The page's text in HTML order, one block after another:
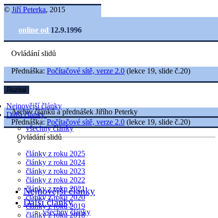
© Jiří Peterka, 2015
online od 12.9.1996
Ovládání slidů
Nejnovější články
Další články
všechny články
články z roku 2025
články z roku 2024
články z roku 2023
články z roku 2022
články z roku 2021
články z roku 2020
články z roku 2019
články z roku 2018
Přednáška: Počítačové sítě, verze 2.0 (lekce 19, slide č.20)
Rozbal
Archiv článků a přednášek Jiřího Peterky
Přednáška: Počítačové sítě, verze 2.0 (lekce 19, slide č.20)
Ovládání slidů
Nejnovější články
Další články
všechny články